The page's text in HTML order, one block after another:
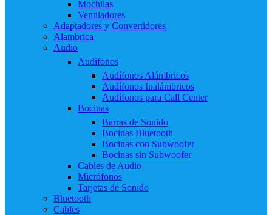
Mochilas
Ventiladores
Adaptadores y Convertidores
Alambrica
Audio
Audifonos
Audífonos Alámbricos
Audífonos Inalámbricos
Audífonos para Call Center
Bocinas
Barras de Sonido
Bocinas Bluetooth
Bocinas con Subwoofer
Bocinas sin Subwoofer
Cables de Audio
Micrófonos
Tarjetas de Sonido
Bluetooth
Cables